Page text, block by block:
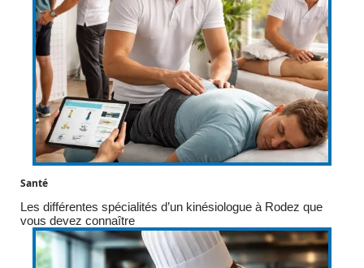
Santé
Les différentes spécialités d’un kinésiologue à Rodez que
vous devez connaître